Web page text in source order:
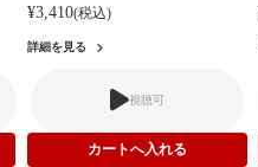
¥3,410(税込)
詳細を見る
視聴可